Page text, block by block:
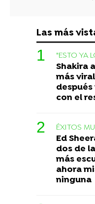
Las más
"ESTO YA
Shakira
más
después
con el
ÉXITOS
Ed
dos de
más
ahora
ninguna